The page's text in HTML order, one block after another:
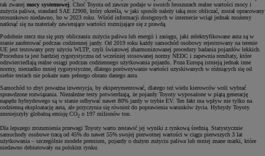
tak zwanej mocy systemowej. Choć Toyota od zawsze podaje w swoich broszurach realne wartości mocy i
zużycia paliwa, standard SAE J2908, który określa, w jaki sposób należy taką moc obliczać, został opracowany
stosunkowo niedawno, bo w 2023 roku. Wśród informacji dostępnych w internecie wciąż jednak możemy
natknąć się na materiały zawierające wartości rozmijające się z prawdą.
Podobnie rzecz ma się przy obliczaniu zużycia paliwa lub energii i zasięgu, jaki zelektryfikowane auta są w
stanie zaoferować podczas codziennej jazdy. Od 2019 roku każdy samochód osobowy rejestrowany na terenie
UE jest testowany przy użyciu WLTP, czyli światowej zharmonizowanej procedury badania pojazdów lekkich.
Procedura ta jest bardziej rygorystyczna od wcześniej stosowanej normy NEDC i zapewnia rezultaty, które
odzwierciedlają realne osiągi podczas codziennego użytkowania pojazdu. Poza Europą istnieją jednak inne
normy, nierzadko mniej rygorystyczne, dlatego porównywanie wartości uzyskiwanych w różniących się od
siebie testach nie pokaże nam pełnego obrazu danego auta.
Samochód to zbyt poważna inwestycja, by eksperymentować, dlatego też wielu kierowców woli wybrać
sprawdzone rozwiązania. Niezależne testy potwierdzają, że pojazdy Toyoty wyposażone w piątą generację
napędu hybrydowego są w stanie odbywać nawet 80% jazdy w trybie EV. Ten fakt ma wpływ nie tylko na
codzienną eksploatację auta, ale przyczynia się również do poprawienia warunków życia. Hybrydy Toyoty
zmniejszyły globalną emisję CO2 o 197 milionów ton.
Dla lepszego zrozumienia przewagi Toyoty warto zestawić jej wyniki z rynkową średnią. Statystycznie
samochody osobowe tracą od 45% do nawet 55% swojej pierwotnej wartości w ciągu pierwszych 3 lat
użytkowania – szczególnie modele premium, pojazdy o dużym zużyciu paliwa lub mniej znane marki, które
niedawno debiutowały na polskim rynku.